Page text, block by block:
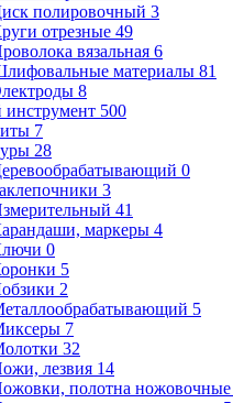
полировочный 3
отрезные 49
вязальная 6
материалы 81
8
инструмент 500
7
28
0
3
41
маркеры 4
0
5
2
5
7
32
лезвия 14
полотна ножовочные